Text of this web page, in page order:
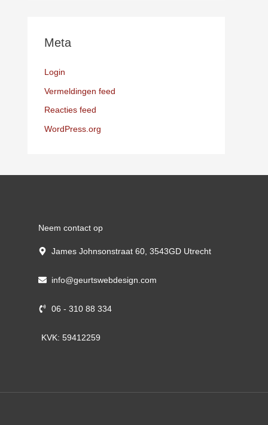
Meta
Login
Vermeldingen feed
Reacties feed
WordPress.org
Neem contact op
James Johnsonstraat 60, 3543GD Utrecht
info@geurtswebdesign.com
06 - 310 88 334
KVK: 59412259